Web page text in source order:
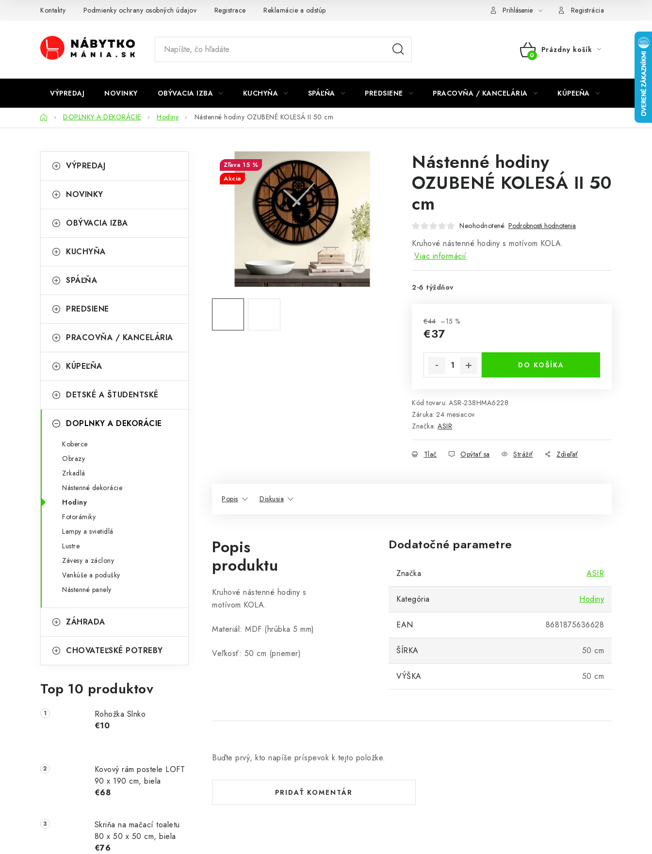
Kontakty Podmienky ochrany osobných údajov Registrace Reklamácie a odstúpenie od zmluvy Prihlásenie Registrácia
NÁKUPNÝ
Prázdny košík
VÝPREDAJ NOVINKY OBÝVACIA IZBA KUCHYŇA SPÁĽŇA PREDSIENE PRACOVŇA / KANCELÁRIA KÚPEĽŇA
DomovDOPLNKY A DEKORÁCIE Hodiny Nástenné hodiny OZUBENÉ KOLESÁ II 50 cm
o
n
ý
a
n
l
kategórie
a
e
ó
i
VÝPREDAJ
NOVINKY
OBÝVACIA IZBA
KUCHYŇA
SPÁĽŇA
PREDSIENE
PRACOVŇA / KANCELÁRIA
KÚPEĽŇA
DETSKÉ A ŠTUDENTSKÉ
DOPLNKY A DEKORÁCIE
Koberce
Obrazy
Zrkadlá
Nástenné dekorácie
Hodiny
Fotorámiky
Lampy a svietidlá
Lustre
Závesy a záclony
Vankúše a podušky
Nástenné panely
ZÁHRADA
CHOVATEĽSKÉ POTREBY
Top 10 produktov
Rohožka Slnko
€10
Kovový rám postele LOFT
90 x 190 cm, biela
€68
Skriňa na mačací toaletu
80 x 50 x 50 cm, biela
€76
Nástenné hodiny
OZUBENÉ KOLESÁ II 50
cm
Neohodnotené Podrobnosti hodnotenia
Kruhové nástenné hodiny s motívom KOLA.
Viac informácií
2-6 týždňov
€44 –15 %
€37
DO KOŠÍKA
Kód tovaru: ASR-238HMA6228
Záruka: 24 mesiacov
Značka: ASIR
Tlač Opýtať sa Strážiť Zdieľať
15 %
Akcia
Popis Diskusia
Popis
produktu
Kruhové nástenné hodiny s
motívom KOLA.
Materiál: MDF (hrúbka 5 mm)
Veľkosť: 50 cm (priemer)
Dodatočné parametre
Značka ASIR
Kategória Hodiny
EAN 8681875636628
ŠÍRKA 50 cm
VÝŠKA 50 cm
Buďte prvý, kto napíše príspevok k tejto položke.
PRIDAŤ KOMENTÁR